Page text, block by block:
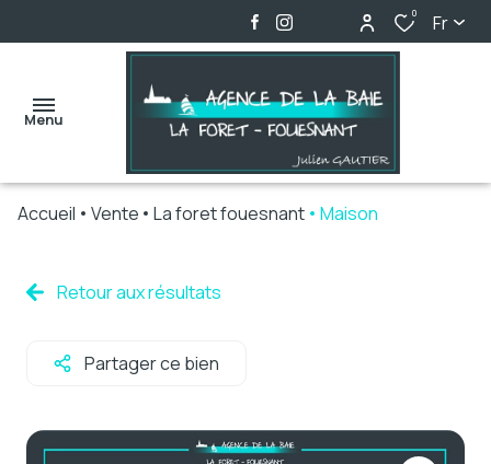
0 Fr
Menu
ventes
Accueil Vente La foret fouesnant Maison
Retour aux résultats
Partager ce bien